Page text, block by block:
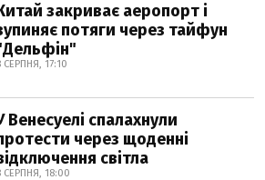
закриває аеропорт і
потяги через тайфун
СЕРПНЯ, 17:10
Венесуелі спалахнули
через щоденні
світла
СЕРПНЯ, 18:00